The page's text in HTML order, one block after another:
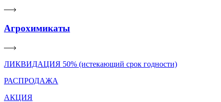
Агрохимикаты
ЛИКВИДАЦИЯ 50% (истекающий срок годности)
РАСПРОДАЖА
АКЦИЯ